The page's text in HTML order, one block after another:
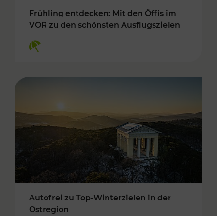
Frühling entdecken: Mit den Öffis im
VOR zu den schönsten Ausflugszielen
Autofrei zu Top-Winterzielen in der
Ostregion